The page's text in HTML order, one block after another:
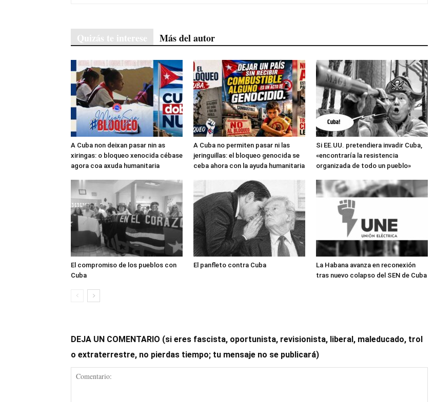
Quizás te interese Más del autor
A Cuba non deixan pasar nin as
xiringas: o bloqueo xenocida cébase
agora coa axuda humanitaria
A Cuba no permiten pasar ni las
jeringuillas: el bloqueo genocida se
ceba ahora con la ayuda humanitaria
Si EE.UU. pretendiera invadir Cuba,
«encontraría la resistencia
organizada de todo un pueblo»
El compromiso de los pueblos con
Cuba
El panfleto contra Cuba
La Habana avanza en reconexión
tras nuevo colapso del SEN de Cuba
DEJA UN COMENTARIO (si eres fascista, oportunista, revisionista, liberal, maleducado, trol
o extraterrestre, no pierdas tiempo; tu mensaje no se publicará)